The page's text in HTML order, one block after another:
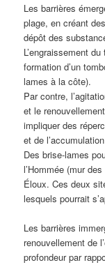
Les barrières
plage, en créant
dépôt des
L’engraissement
formation d’un
lames à la côte).
Par contre,
et le
impliquer des
et de
Des brise-lames
l’Hommée (mur
Éloux. Ces deux
lesquels pourrait
Les barrières
renouvellement de
profondeur par